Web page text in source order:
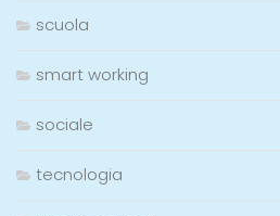
scuola
smart working
sociale
tecnologia